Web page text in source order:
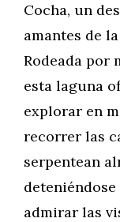
Cocha, un
amantes de
Rodeada por
esta laguna
explorar en
recorrer las
serpentean
admirar las